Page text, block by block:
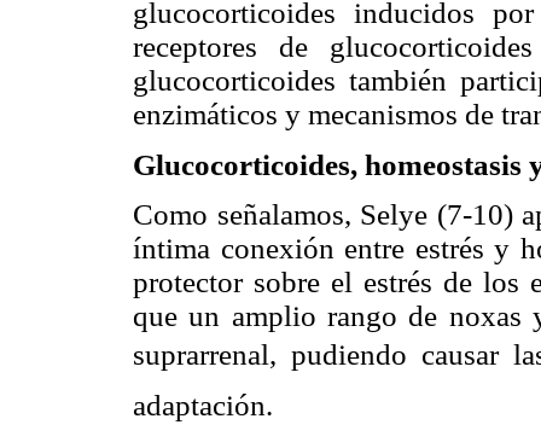
glucocorticoides inducidos
receptores de
glucocorticoides también
enzimáticos y mecanismos de
Glucocorticoides, homeostasis
Como señalamos, Selye (7-10)
íntima conexión entre estrés y
protector sobre el estrés de los
que un amplio rango de noxas
suprarrenal, pudiendo causar
adaptación.